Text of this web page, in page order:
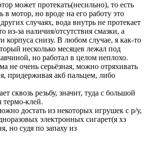
может протекать(несильно), то есть
в мотор, но вроде на его работу это
случаях, вода внутрь не протекает
из-за наличия/отсутствия смазки, а
корпуса снизу. В любом случае, я как-то
несколько месяцев лежал под
но работал в целом неплохо.
не очень серьёзная, можно отряхивать
придерживая акб пальцем, либо
сквозь резьбу, значит, туда с большой
термо-клей.
достать из некоторых игрушек с р/у,
электронных сигарет(я хз
но судя по запаху из